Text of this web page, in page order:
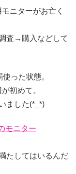
ニターがお亡く
査→購入などして
った状態。
初めて。
ました(*_*)
モニター
たしてはいるんだ